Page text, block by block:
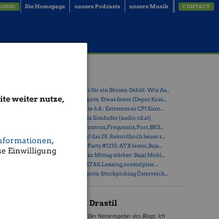
weiter nutze,
,
Einwilligung
Die Homepage unsere Podcasts unsere Musik CONTACT
für den
» Zehn Vokabeln für ein Börsen-Debüt: Wie As...
» Österreich-Depots: Etwas fester (Depot Kom...
» Börsegeschichte 6.8.: Extremes zu CPI Euro...
» Nachlese: Linda Simhofer (audio cd.at)
» PIR-News zu Kontron, Frequentis, Porr, BKS...
» ATX steuert auf das 28. Rekordhoch heuer z...
» Wiener Börse Party #1215: ATX fester, Baja...
» Wiener Börse zu Mittag stärker: Bajaj Mobi...
» ATX-Trends: AT&S, Lenzing, voestalpine ...
» Österreich-Depots: Stockpicking Österreich...
Christian Drastil
Der Namensgeber des Blogs. Ich